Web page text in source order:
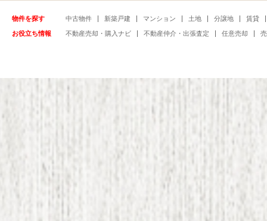
物件を探す 中古物件 新築戸建 マンション 土地 分譲地 賃貸
お役立ち情報 不動産売却・購入ナビ 不動産仲介・出張査定 任意売却